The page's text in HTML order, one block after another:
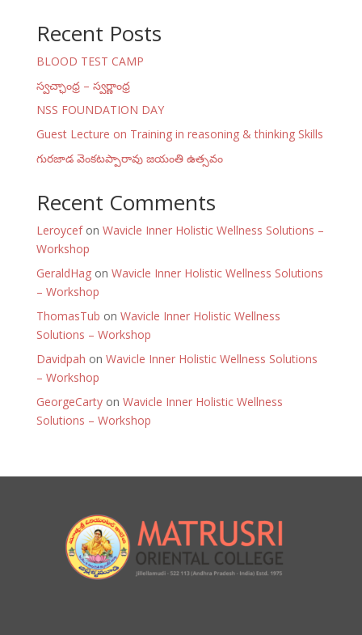
Recent Posts
BLOOD TEST CAMP
స్వచ్ఛాంధ్ర – స్వర్ణాంధ్ర
NSS FOUNDATION DAY
Guest Lecture on Training in reasoning & thinking Skills
గురజాడ వెంకటప్పారావు జయంతి ఉత్సవం
Recent Comments
Leroycefon Wavicle Inner Holistic Wellness Solutions –
Workshop
GeraldHagon Wavicle Inner Holistic Wellness Solutions
– Workshop
ThomasTub on Wavicle Inner Holistic Wellness
Solutions – Workshop
Davidpah on Wavicle Inner Holistic Wellness Solutions
– Workshop
GeorgeCartyon Wavicle Inner Holistic Wellness
Solutions – Workshop